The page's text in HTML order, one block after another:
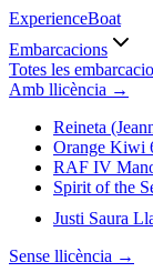
ExperienceBoat
Embarcacions
Totes les
Amb llicència →
Reineta
Orange Kiwi
RAF IV
Spirit of the
Justi Saura
Sense llicència →